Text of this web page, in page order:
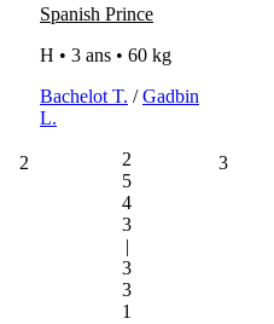
2
Spanish Prince
H • 3 ans • 60 kg
Bachelot T. /Gadbin
L.
2
5
4
3
|
3
3
1
3